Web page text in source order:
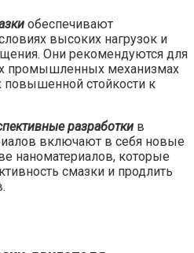
обеспечивают
высоких нагрузок и
Они рекомендуются для
промышленных механизмах
повышенной стойкости к
разработки в
включают в себя новые
наноматериалов, которые
смазки и продлить